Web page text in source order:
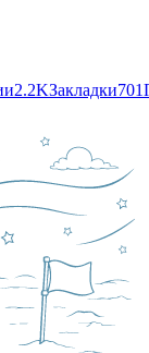
2.2KЗакладки701